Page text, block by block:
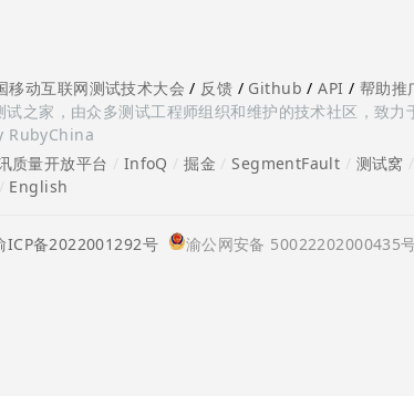
移动互联网测试技术大会 / 反馈 / Github /API / 帮助推
之家，由众多测试工程师组织和维护的技术社区，致力
RubyChina
质量开放平台 InfoQ /掘金 /SegmentFault 测试窝
English
ICP备2022001292号 渝公网安备 50022202000435